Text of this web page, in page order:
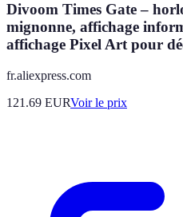
Divoom Times Gate –
mignonne, affichage
affichage Pixel Art pour
fr.aliexpress.com
121.69 EURVoir le prix